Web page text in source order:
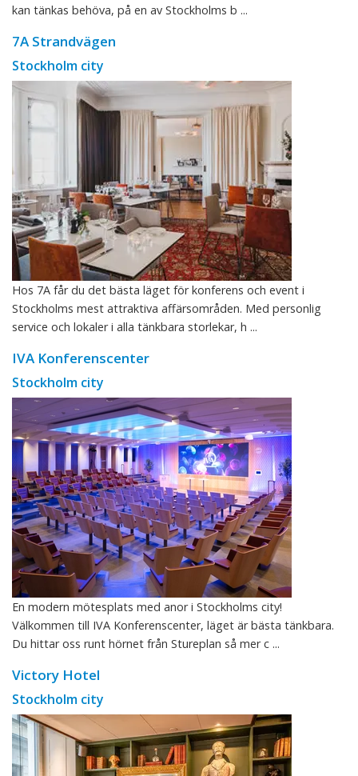
kan tänkas behöva, på en av Stockholms b ...
7A Strandvägen
Stockholm city
Hos 7A får du det bästa läget för konferens och event i
Stockholms mest attraktiva affärsområden. Med personlig
service och lokaler i alla tänkbara storlekar, h ...
IVA Konferenscenter
Stockholm city
En modern mötesplats med anor i Stockholms city!
Välkommen till IVA Konferenscenter, läget är bästa tänkbara.
Du hittar oss runt hörnet från Stureplan så mer c ...
Victory Hotel
Stockholm city